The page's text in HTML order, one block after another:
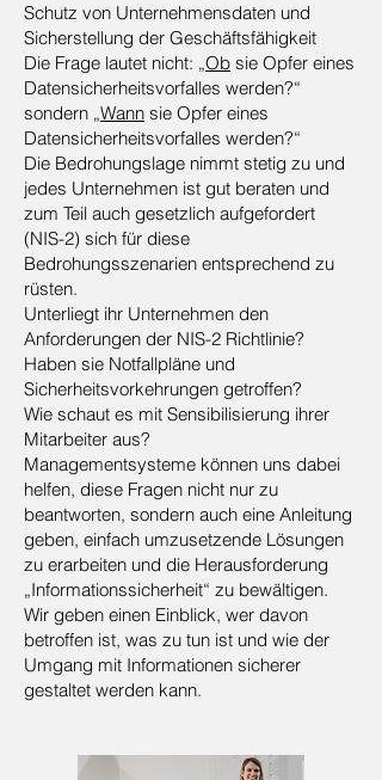
Schutz von Unternehmensdaten und
Sicherstellung der Geschäftsfähigkeit
Die Frage lautet nicht: „Ob sie Opfer eines
Datensicherheitsvorfalles werden?“
sondern „Wann sie Opfer eines
Datensicherheitsvorfalles werden?“
Die Bedrohungslage nimmt stetig zu und
jedes Unternehmen ist gut beraten und
zum Teil auch gesetzlich aufgefordert
(NIS-2) sich für diese
Bedrohungsszenarien entsprechend zu
rüsten.
Unterliegt ihr Unternehmen den
Anforderungen der NIS-2 Richtlinie?
Haben sie Notfallpläne und
Sicherheitsvorkehrungen getroffen?
Wie schaut es mit Sensibilisierung ihrer
Mitarbeiter aus?
Managementsysteme können uns dabei
helfen, diese Fragen nicht nur zu
beantworten, sondern auch eine Anleitung
geben, einfach umzusetzende Lösungen
zu erarbeiten und die Herausforderung
„Informationssicherheit“ zu bewältigen.
Wir geben einen Einblick, wer davon
betroffen ist, was zu tun ist und wie der
Umgang mit Informationen sicherer
gestaltet werden kann.